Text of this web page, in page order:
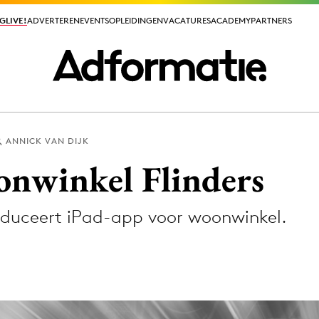
ADVERTERENEVENTSOPLEIDINGENVACATURESACADEMYPARTNERS
ADVERTERENEVENTSOPLEIDINGENVACATURESACADEMYPARTNERS
PR
ANNICK VAN DIJK
Flinders
iPad-app voor woonwinkel.